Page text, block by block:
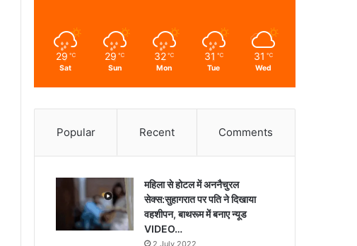
29 ℃
Sat
29 ℃
Sun
32 ℃
Mon
31 ℃
Tue
31 ℃
Wed
Popular Recent Comments
महिला से होटल में अननैचुरल
सेक्स:सुहागरात पर पति ने दिखाया
वहशीपन, बाथरूम में बनाए न्यूड
VIDEO…
2 July 2022